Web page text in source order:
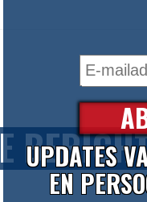
UPDATES
EN